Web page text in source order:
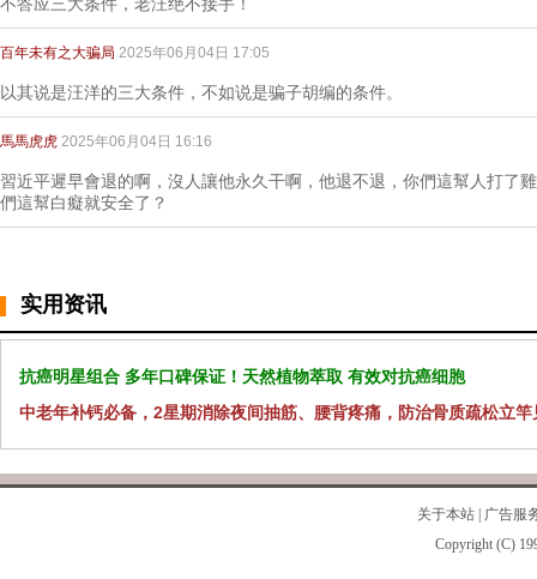
不答应三大条件，老汪绝不接手！
百年未有之大骗局 2025年06月04日 17:05
以其说是汪洋的三大条件，不如说是骗子胡编的条件。
馬馬虎虎 2025年06月04日 16:16
習近平遲早會退的啊，沒人讓他永久干啊，他退不退，你們這幫人打了
們這幫白癡就安全了？
实用资讯
抗癌明星组合 多年口碑保证！天然植物萃取 有效对抗癌细胞
中老年补钙必备，2星期消除夜间抽筋、腰背疼痛，防治骨质疏松立竿
关于本站
广告服
Copyright (C)